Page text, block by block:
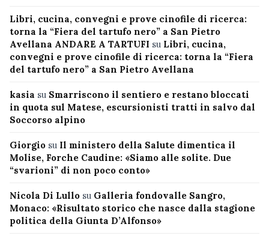
Libri, cucina, convegni e prove cinofile di ricerca:
torna la “Fiera del tartufo nero” a San Pietro
Avellana ANDARE A TARTUFI su Libri, cucina,
convegni e prove cinofile di ricerca: torna la “Fiera
del tartufo nero” a San Pietro Avellana
kasia su Smarriscono il sentiero e restano bloccati
in quota sul Matese, escursionisti tratti in salvo dal
Soccorso alpino
Giorgio su Il ministero della Salute dimentica il
Molise, Forche Caudine: «Siamo alle solite. Due
“svarioni” di non poco conto»
Nicola Di Lullo su Galleria fondovalle Sangro,
Monaco: «Risultato storico che nasce dalla stagione
politica della Giunta D’Alfonso»